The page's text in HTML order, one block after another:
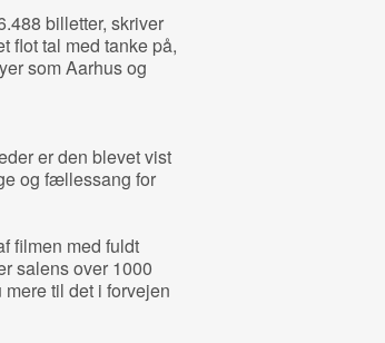
billetter, skriver
flot tal med tanke på,
som Aarhus og
er den blevet vist
og fællessang for
filmen med fuldt
salens over 1000
til det i forvejen